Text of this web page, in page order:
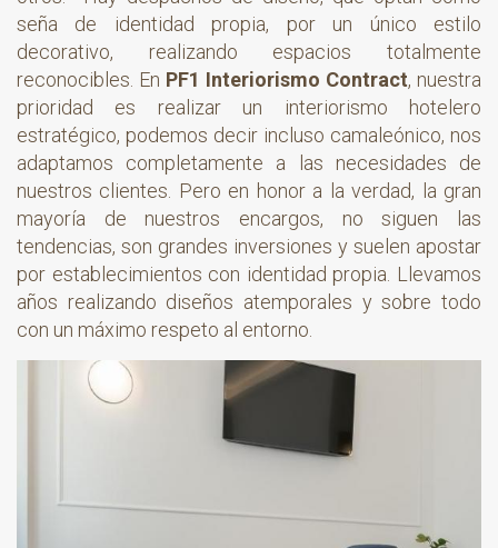
seña de identidad propia, por un único estilo
decorativo, realizando espacios totalmente
reconocibles. En PF1 Interiorismo Contract, nuestra
prioridad es realizar un interiorismo hotelero
estratégico, podemos decir incluso camaleónico, nos
adaptamos completamente a las necesidades de
nuestros clientes. Pero en honor a la verdad, la gran
mayoría de nuestros encargos, no siguen las
tendencias, son grandes inversiones y suelen apostar
por establecimientos con identidad propia. Llevamos
años realizando diseños atemporales y sobre todo
con un máximo respeto al entorno.